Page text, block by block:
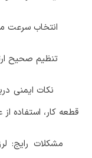
انتخاب سرعت
تنظیم صحیح
نکات ایمنی
قطعه کار، استفاده
مشکلات رایج: